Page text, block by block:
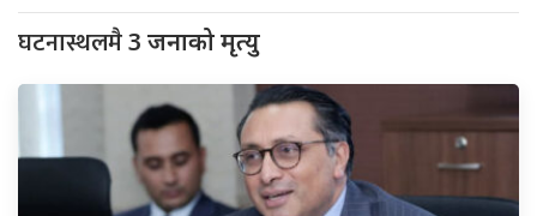
घटनास्थलमै3 जनाको मृत्यु